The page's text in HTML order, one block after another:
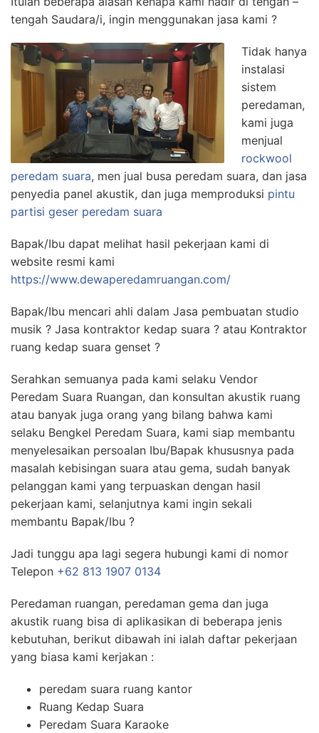
tengah Saudara/i, ingin menggunakan jasa kami ?
Tidak hanya
instalasi
sistem
peredaman,
kami juga
menjual
rockwool
peredam suara, men jual busa peredam suara, dan jasa
penyedia panel akustik, dan juga memproduksi pintu
partisi geser peredam suara
Bapak/Ibu dapat melihat hasil pekerjaan kami di
website resmi kami
https://www.dewaperedamruangan.com/
Bapak/Ibu mencari ahli dalam Jasa pembuatan studio
musik ? Jasa kontraktor kedap suara ? atau Kontraktor
ruang kedap suara genset ?
Serahkan semuanya pada kami selaku Vendor
Peredam Suara Ruangan, dan konsultan akustik ruang
atau banyak juga orang yang bilang bahwa kami
selaku Bengkel Peredam Suara, kami siap membantu
menyelesaikan persoalan Ibu/Bapak khususnya pada
masalah kebisingan suara atau gema, sudah banyak
pelanggan kami yang terpuaskan dengan hasil
pekerjaan kami, selanjutnya kami ingin sekali
membantu Bapak/Ibu ?
Jadi tunggu apa lagi segera hubungi kami di nomor
Telepon +62 813 1907 0134
Peredaman ruangan, peredaman gema dan juga
akustik ruang bisa di aplikasikan di beberapa jenis
kebutuhan, berikut dibawah ini ialah daftar pekerjaan
yang biasa kami kerjakan :
peredam suara ruang kantor
Ruang Kedap Suara
Peredam Suara Karaoke